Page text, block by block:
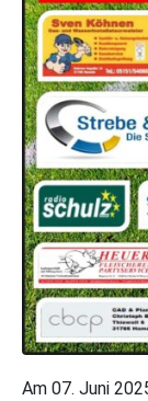
Am 07. Juni